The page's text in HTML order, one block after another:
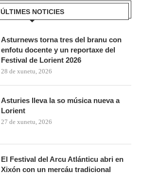
ÚLTIMES NOTICIES
Asturnews torna tres del branu con
enfotu docente y un reportaxe del
Festival de Lorient 2026
28 de xunetu, 2026
Asturies lleva la so música nueva a
Lorient
27 de xunetu, 2026
El Festival del Arcu Atlánticu abri en
Xixón con un mercáu tradicional